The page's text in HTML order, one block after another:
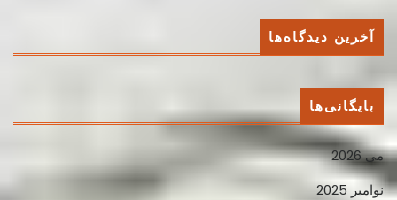
آخرین دیدگاه‌ها
بایگانی‌ها
می 2026
نوامبر 2025